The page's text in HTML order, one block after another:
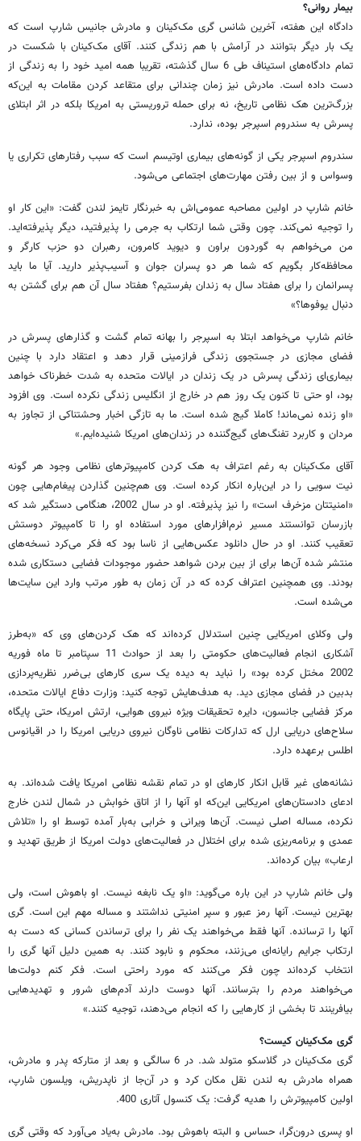
بیمار روانی؟
دادگاه این هفته، آخرین شانس گری مک‌کینان و مادرش جانیس شارپ است که
یک بار دیگر بتوانند در آرامش با هم زندگی کنند. آقای مک‌کینان با شکست در
تمام دادگاه‌های استیناف طی 6 سال گذشته، تقریبا همه امید خود را به زندگی از
دست داده است. مادرش نیز زمان چندانی برای متقاعد کردن مقامات به این‌که
بزرگ‌ترین هک نظامی تاریخ، نه برای حمله تروریستی به امریکا بلکه در اثر ابتلای
پسرش به سندروم اسپرجر بوده، ندارد.
سندروم اسپرجر یکی از گونه‌های بیماری اوتیسم است که سبب رفتارهای تکراری یا
وسواس و از بین رفتن مهارت‌های اجتماعی می‌شود.
خانم شارپ در اولین مصاحبه عمومی‌اش به خبرنگار تایمز لندن گفت: «این کار او
را توجیه نمی‌کند. چون وقتی شما ارتکاب به جرمی را پذیرفتید، دیگر پذیرفته‌اید.
من می‌خواهم به گوردون براون و دیوید کامرون، رهبران دو حزب کارگر و
محافظه‌کار بگویم که شما هر دو پسران جوان و آسیب‌پذیر دارید. آیا ما باید
پسرانمان را برای هفتاد سال به زندان بفرستیم؟ هفتاد سال آن هم برای گشتن به
دنبال یوفوها؟»
خانم شارپ می‌خواهد ابتلا به اسپرجر را بهانه تمام گشت و گذارهای پسرش در
فضای مجازی در جستجوی زندگی فرازمینی قرار دهد و اعتقاد دارد با چنین
بیماری‌ای زندگی پسرش در یک زندان در ایالات متحده به شدت خطرناک خواهد
‌بود، او حتی تا کنون یک روز هم در خارج از انگلیس زندگی نکرده است. وی افزود
«او زنده نمی‌ماند! کاملا گیج شده است. ما به تازگی اخبار وحشتناکی از تجاوز به
مردان و کاربرد تفنگ‌های گیج‌گننده در زندان‌های امریکا شنیده‌ایم.»
آقای مک‌کینان به رغم اعتراف به هک کردن کامپیوترهای نظامی وجود هر گونه
نیت سویی را در این‌باره انکار کرده است. وی هم‌چنین گذاردن پیغام‌هایی چون
«امنیتتان مزخرف است» را نیز پذیرفته. او در سال 2002، هنگامی دستگیر شد که
بازرسان توانستند مسیر نرم‌افزارهای مورد استفاده او را تا کامپیوتر دوستش
تعقیب کنند. او در حال دانلود عکس‌هایی از ناسا بود که فکر می‌کرد نسخه‌های
منتشر شده آن‌ها برای از بین بردن شواهد حضور موجودات فضایی دستکاری شده
بودند. وی همچنین اعتراف کرده که در آن زمان به طور مرتب وارد این سایت‌ها
می‌شده است.
ولی وکلای امریکایی چنین استدلال کرده‌اند که هک کردن‌های وی که «به‌طرز
آشکاری انجام فعالیت‌های حکومتی را بعد از حوادث 11 سپتامبر تا ماه فوریه
2002 مختل کرده بود» را نباید به دیده یک سری کارهای بی‌ضرر نظریه‌پردازی
بدبین در فضای مجازی دید. به هدف‌هایش توجه کنید: وزارت دفاع ایالات متحده،
مرکز فضایی جانسون، دایره تحقیقات ویژه نیروی هوایی، ارتش امریکا، حتی پایگاه
سلاح‌های دریایی ارل که تدارکات نظامی ناوگان نیروی دریایی امریکا را در اقیانوس
اطلس برعهده دارد.
نشانه‌های غیر قابل انکار کارهای او در تمام نقشه نظامی امریکا یافت شده‌اند. به
ادعای دادستان‌های امریکایی این‌که او آنها را از اتاق خوابش در شمال لندن خارج
نکرده، مساله اصلی نیست. آن‌ها ویرانی و خرابی به‌بار آمده توسط او را «تلاش
عمدی و برنامه‌ریزی شده برای اختلال در فعالیت‌های دولت امریکا از طریق تهدید و
ارعاب» بیان کرده‌اند.
ولی خانم شارپ در این باره می‌گوید: «او یک نابغه نیست. او باهوش است، ولی
بهترین نیست. آنها رمز عبور و سپر امنیتی نداشتند و مساله مهم این است. گری
آنها را ترسانده. آنها فقط می‌خواهند یک نفر را برای ترساندن کسانی که دست به
ارتکاب جرایم رایانه‌ای می‌زنند، محکوم و نابود کنند. به همین دلیل آنها گری را
انتخاب کرده‌اند چون فکر می‌کنند که مورد راحتی است. فکر کنم دولت‌ها
می‌خواهند مردم را بترسانند. آنها دوست دارند آدم‌های شرور و تهدیدهایی
بیافرینند تا بخشی از کارهایی را که انجام می‌دهند، توجیه کنند.»
گری مک‌کینان کیست؟
گری مک‌کینان در گلاسکو متولد شد. در 6 سالگی و بعد از متارکه پدر و مادرش،
همراه مادرش به لندن نقل مکان کرد و در آن‌جا از ناپدریش، ویلسون شارپ،
اولین کامپیوترش را هدیه گرفت: یک کنسول آتاری 400.
او پسری درون‌گرا، حساس و البته باهوش بود. مادرش به‌یاد می‌آورد که وقتی گری